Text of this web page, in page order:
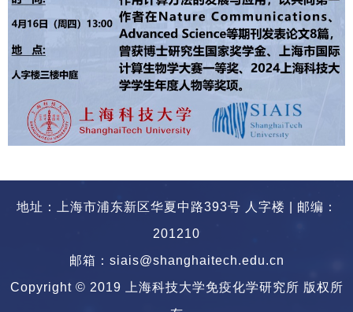
地址：上海市浦东新区华夏中路393号 人字楼 | 邮编：
201210
邮箱：siais@shanghaitech.edu.cn
Copyright © 2019 上海科技大学免疫化学研究所 版权所